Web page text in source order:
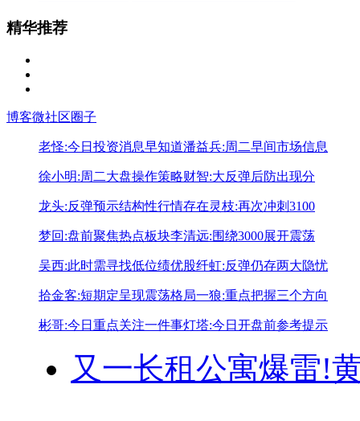
精华推荐
博客微社区圈子
老怪:今日投资消息早知道潘益兵:周二早间市场信息
徐小明:周二大盘操作策略财智:大反弹后防出现分
龙头:反弹预示结构性行情存在灵枝:再次冲刺3100
梦回:盘前聚焦热点板块李清远:围绕3000展开震荡
吴西:此时需寻找低位绩优股纤虹:反弹仍存两大隐忧
拾金客:短期定呈现震荡格局一狼:重点把握三个方向
彬哥:今日重点关注一件事灯塔:今日开盘前参考提示
又一长租公寓爆雷!